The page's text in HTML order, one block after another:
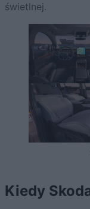
świetlnej.
Kiedy